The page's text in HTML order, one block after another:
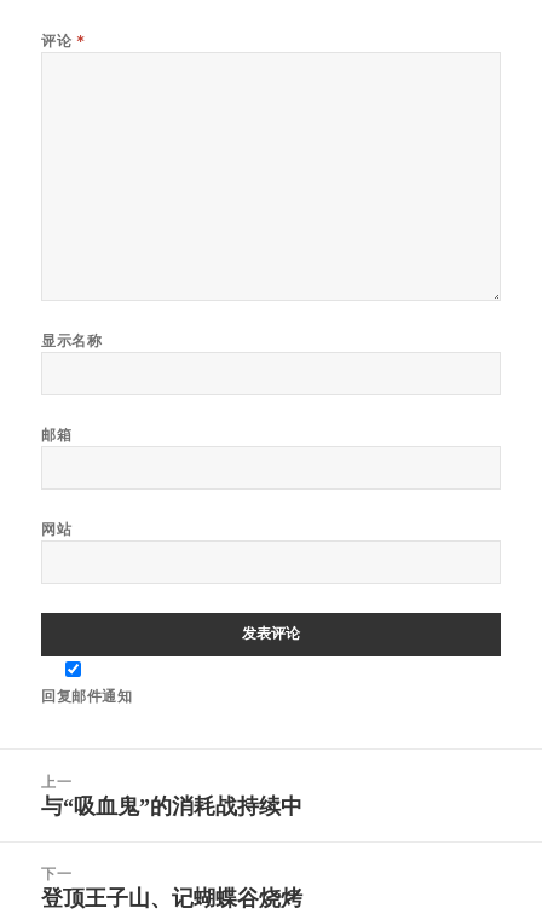
评论 *
显示名称
邮箱
网站
回复邮件通知
上一
上
文
章：
与“吸血鬼”的消耗战持续中
下一
下
登顶王子山、记蝴蝶谷烧烤